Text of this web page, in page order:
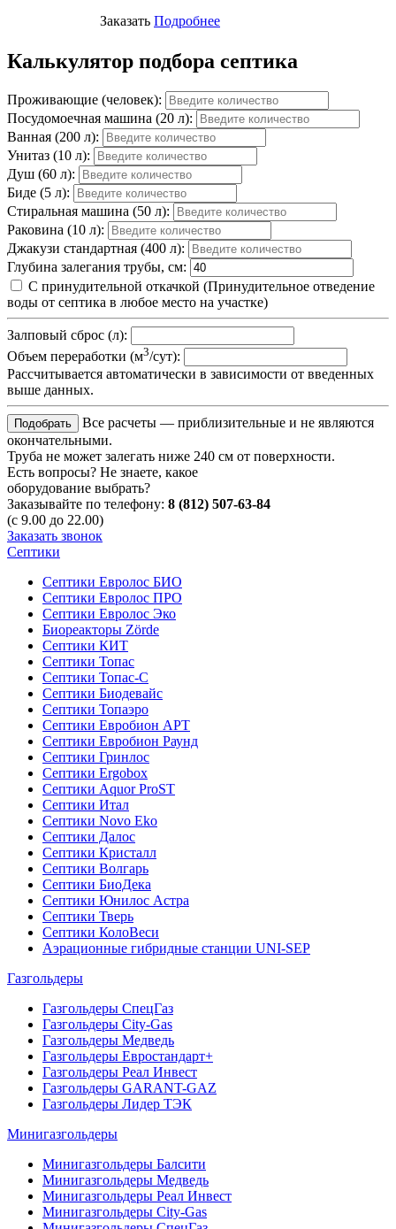
Заказать Подробнее
Калькулятор подбора септика
Проживающие (человек):
Посудомоечная машина (20 л):
Ванная (200 л):
Унитаз (10 л):
Душ (60 л):
Биде (5 л):
Стиральная машина (50 л):
Раковина (10 л):
Джакузи стандартная (400 л):
Глубина залегания трубы, см:
С принудительной откачкой (Принудительное отведение
воды от септика в любое место на участке)
Залповый сброс (л):
Объем переработки (м3/сут):
Рассчитывается автоматически в зависимости от введенных
выше данных.
Все расчеты — приблизительные и не являются
окончательными.
Труба не может залегать ниже 240 см от поверхности.
Есть вопросы? Не знаете, какое
оборудование выбрать?
Заказывайте по телефону: 8 (812) 507-63-84
(с 9.00 до 22.00)
Заказать звонок
Септики
Септики Евролос БИО
Септики Евролос ПРО
Септики Евролос Эко
Биореакторы Zörde
Септики КИТ
Септики Топас
Септики Топас-С
Септики Биодевайс
Септики Топаэро
Септики Евробион АРТ
Септики Евробион Раунд
Септики Гринлос
Септики Ergobox
Септики Aquor ProST
Септики Итал
Септики Novo Eko
Септики Далос
Септики Кристалл
Септики Волгарь
Септики БиоДека
Септики Юнилос Астра
Септики Тверь
Септики КолоВеси
Аэрационные гибридные станции UNI-SEP
Газгольдеры
Газгольдеры СпецГаз
Газгольдеры City-Gas
Газгольдеры Медведь
Газгольдеры Евростандарт+
Газгольдеры Реал Инвест
Газгольдеры GARANT-GAZ
Газгольдеры Лидер ТЭК
Минигазгольдеры
Минигазгольдеры Балсити
Минигазгольдеры Медведь
Минигазгольдеры Реал Инвест
Минигазгольдеры City-Gas